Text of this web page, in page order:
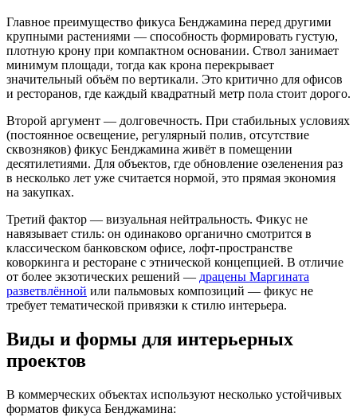
Главное преимущество фикуса Бенджамина перед другими
крупными растениями — способность формировать густую,
плотную крону при компактном основании. Ствол занимает
минимум площади, тогда как крона перекрывает
значительный объём по вертикали. Это критично для офисов
и ресторанов, где каждый квадратный метр пола стоит дорого.
Второй аргумент — долговечность. При стабильных условиях
(постоянное освещение, регулярный полив, отсутствие
сквозняков) фикус Бенджамина живёт в помещении
десятилетиями. Для объектов, где обновление озеленения раз
в несколько лет уже считается нормой, это прямая экономия
на закупках.
Третий фактор — визуальная нейтральность. Фикус не
навязывает стиль: он одинаково органично смотрится в
классическом банковском офисе, лофт-пространстве
коворкинга и ресторане с этнической концепцией. В отличие
от более экзотических решений — драцены Маргината
разветвлённой или пальмовых композиций — фикус не
требует тематической привязки к стилю интерьера.
Виды и формы для интерьерных
проектов
В коммерческих объектах используют несколько устойчивых
форматов фикуса Бенджамина: